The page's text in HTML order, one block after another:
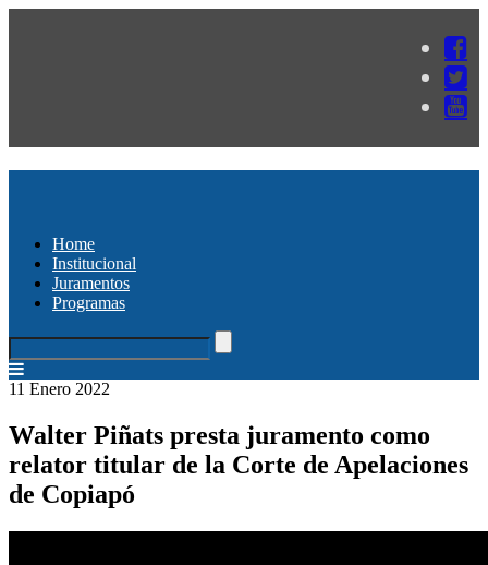
Home
Institucional
Juramentos
Programas
11 Enero 2022
Walter Piñats presta juramento como
relator titular de la Corte de Apelaciones
de Copiapó